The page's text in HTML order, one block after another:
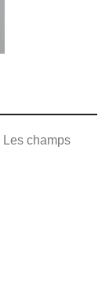
Les champs